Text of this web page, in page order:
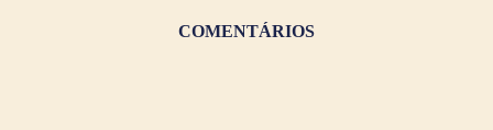
COMENTÁRIOS